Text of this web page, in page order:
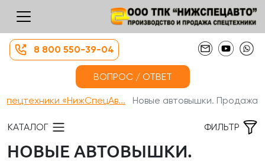
8 800 550-39-04
ВОПРОС / ОТВЕТ
«НижСпецАв... Новые автовышки. Продажа
КАТАЛОГ ФИЛЬТР
НОВЫЕ АВТОВЫШКИ.